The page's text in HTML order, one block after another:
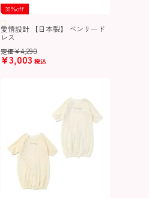
30％off
愛情設計 【日本製】 ベンリード
レス
定価¥4,290
¥3,003 税込